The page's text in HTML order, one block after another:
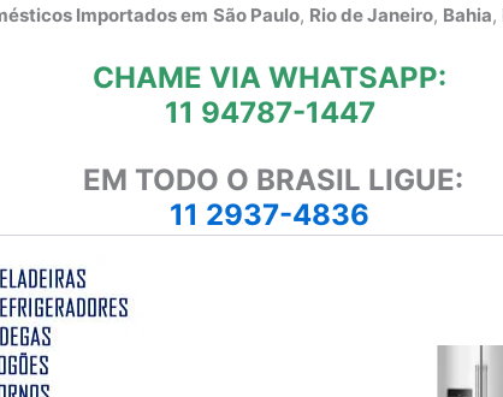
Importados em São Paulo, Rio de Janeiro, Bahia,
CHAME VIA WHATSAPP:
11 94787-1447
EM TODO O BRASIL LIGUE:
11 2937-4836